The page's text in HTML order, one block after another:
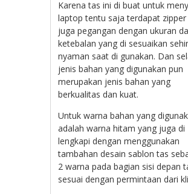
Karena tas ini di buat untuk
laptop tentu saja terdapat zipper
juga pegangan dengan ukuran
ketebalan yang di sesuaikan
nyaman saat di gunakan. Dan
jenis bahan yang digunakan pun
merupakan jenis bahan yang
berkualitas dan kuat.
Untuk warna bahan yang
adalah warna hitam yang juga di
lengkapi dengan menggunakan
tambahan desain sablon tas
2 warna pada bagian sisi depan
sesuai dengan permintaan dari